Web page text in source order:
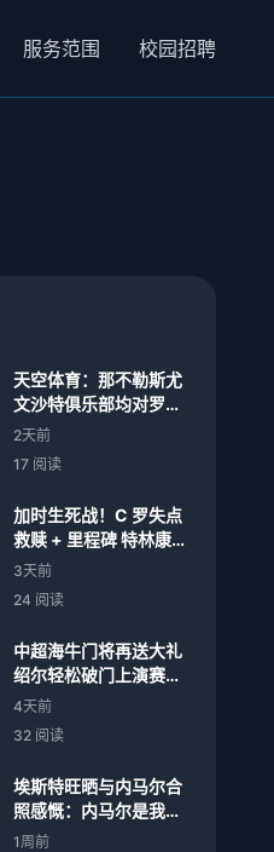
服务范围 校园招聘
天空体育：那不勒斯尤
文沙特俱乐部均对罗伯
逊表达浓厚兴趣
2天前
17 阅读
加时生死战！C 罗失点
救赎 + 里程碑 特林康
双响助葡萄牙 5-3 逆转
丹麦晋级四强
3天前
24 阅读
中超海牛门将再送大礼
绍尔轻松破门上演赛季
第二次失误
4天前
32 阅读
埃斯特旺晒与内马尔合
照感慨：内马尔是我最
大的足球榜样
1周前